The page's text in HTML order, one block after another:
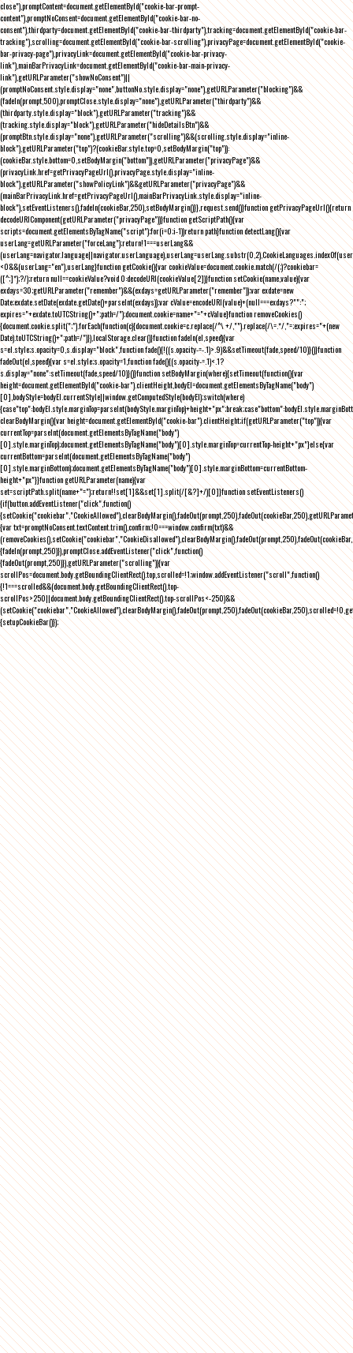
close"),promptContent=document.getElementById("cookie-bar-prompt-
content"),promptNoConsent=document.getElementById("cookie-bar-no-
consent"),thirdparty=document.getElementById("cookie-bar-thirdparty"),tracking=document.getElementById("cookie-bar-
tracking"),scrolling=document.getElementById("cookie-bar-scrolling"),privacyPage=document.getElementById("cookie-
bar-privacy-page"),privacyLink=document.getElementById("cookie-bar-privacy-
link"),mainBarPrivacyLink=document.getElementById("cookie-bar-main-privacy-
link"),getURLParameter("showNoConsent")||
(promptNoConsent.style.display="none",buttonNo.style.display="none"),getURLParameter("blocking")&&
(fadeIn(prompt,500),promptClose.style.display="none"),getURLParameter("thirdparty")&&
(thirdparty.style.display="block"),getURLParameter("tracking")&&
(tracking.style.display="block"),getURLParameter("hideDetailsBtn")&&
(promptBtn.style.display="none"),getURLParameter("scrolling")&&(scrolling.style.display="inline-
block"),getURLParameter("top")?(cookieBar.style.top=0,setBodyMargin("top")):
(cookieBar.style.bottom=0,setBodyMargin("bottom")),getURLParameter("privacyPage")&&
(privacyLink.href=getPrivacyPageUrl(),privacyPage.style.display="inline-
block"),getURLParameter("showPolicyLink")&&getURLParameter("privacyPage")&&
(mainBarPrivacyLink.href=getPrivacyPageUrl(),mainBarPrivacyLink.style.display="inline-
block"),setEventListeners(),fadeIn(cookieBar,250),setBodyMargin()}},request.send()}function getPrivacyPageUrl(){return
decodeURIComponent(getURLParameter("privacyPage"))}function getScriptPath(){var
scripts=document.getElementsByTagName("script");for(i=0;i-1))return path}function detectLang(){var
userLang=getURLParameter("forceLang");return!1===userLang&&
<0&&(userLang="en"),userLang}function getCookie(){var cookieValue=document.cookie.match(/(;)?cookiebar=
([^;]*);?/);return null==cookieValue?void 0:decodeURI(cookieValue[2])}function setCookie(name,value){var
exdays=30;getURLParameter("remember")&&(exdays=getURLParameter("remember"));var exdate=new
Date;exdate.setDate(exdate.getDate()+parseInt(exdays));var cValue=encodeURI(value)+(null===exdays?"":";
expires="+exdate.toUTCString()+";path=/");document.cookie=name+"="+cValue}function removeCookies()
{document.cookie.split(";").forEach(function(c){document.cookie=c.replace(/^\ +/,"").replace(/\=.*/,"=;expires="+(new
Date).toUTCString()+";path=/")}),localStorage.clear()}function fadeIn(el,speed){var
s=el.style;s.opacity=0,s.display="block",function fade(){!((s.opacity-=-.1)>.9)&&setTimeout(fade,speed/10)}()}function
fadeOut(el,speed){var s=el.style;s.opacity=1,function fade(){(s.opacity-=.1)<.1?
s.display="none":setTimeout(fade,speed/10)}()}function setBodyMargin(where){setTimeout(function(){var
height=document.getElementById("cookie-bar").clientHeight,bodyEl=document.getElementsByTagName("body")
[0],bodyStyle=bodyEl.currentStyle||window.getComputedStyle(bodyEl);switch(where)
clearBodyMargin(){var height=document.getElementById("cookie-bar").clientHeight;if(getURLParameter("top")){var
currentTop=parseInt(document.getElementsByTagName("body")
[0].style.marginTop);document.getElementsByTagName("body")[0].style.marginTop=currentTop-height+"px"}else{var
currentBottom=parseInt(document.getElementsByTagName("body")
[0].style.marginBottom);document.getElementsByTagName("body")[0].style.marginBottom=currentBottom-
height+"px"}}function getURLParameter(name){var
set=scriptPath.split(name+"=");return!!set[1]&&set[1].split(/[&?]+/)[0]}function setEventListeners()
{if(button.addEventListener("click",function()
{var txt=promptNoConsent.textContent.trim(),confirm;!0===window.confirm(txt)&&
{fadeIn(prompt,250)}),promptClose.addEventListener("click",function()
{fadeOut(prompt,250)}),getURLParameter("scrolling")){var
scrollPos=document.body.getBoundingClientRect().top,scrolled=!1;window.addEventListener("scroll",function()
{!1===scrolled&&(document.body.getBoundingClientRect().top-
scrollPos>250||document.body.getBoundingClientRect().top-scrollPos<-250)&&
{setupCookieBar()});